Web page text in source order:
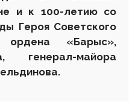
и к 100-летию со
Героя Советского
ордена «Барыс»,
генерал-майора